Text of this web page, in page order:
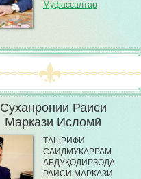
Муфассалтар
Суханронии Раиси
Маркази Исломӣ
ТАШРИФИ
САИДМУКАРРАМ
АБДУҚОДИРЗОДА-
РАИСИ МАРКАЗИ